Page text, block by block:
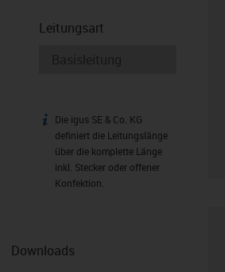
Leitungsart
igus-icon-info
Die igus SE & Co. KG
definiert die Leitungslänge
über die komplette Länge
inkl. Stecker oder offener
Konfektion.
Downloads